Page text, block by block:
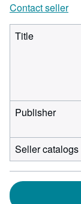
Contact seller
Title
Publisher
Seller catalogs